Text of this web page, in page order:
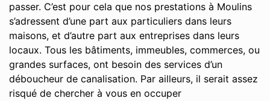
passer. C’est pour cela que nos prestations à Moulins
s’adressent d’une part aux particuliers dans leurs
maisons, et d’autre part aux entreprises dans leurs
locaux. Tous les bâtiments, immeubles, commerces, ou
grandes surfaces, ont besoin des services d’un
déboucheur de canalisation. Par ailleurs, il serait assez
risqué de chercher à vous en occuper